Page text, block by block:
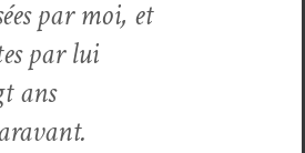
par moi, et
par lui
ans